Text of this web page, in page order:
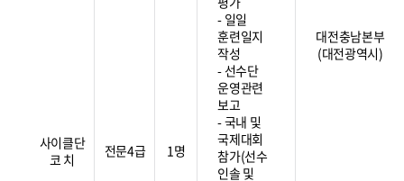
- 일일
훈련일지
작성
- 선수단
운영관련
보고
- 국내 및
국제대회
참가(선수
인솔 및
대전충남본부
(대전광역시)
사이클단
코 치
전문4급 1명